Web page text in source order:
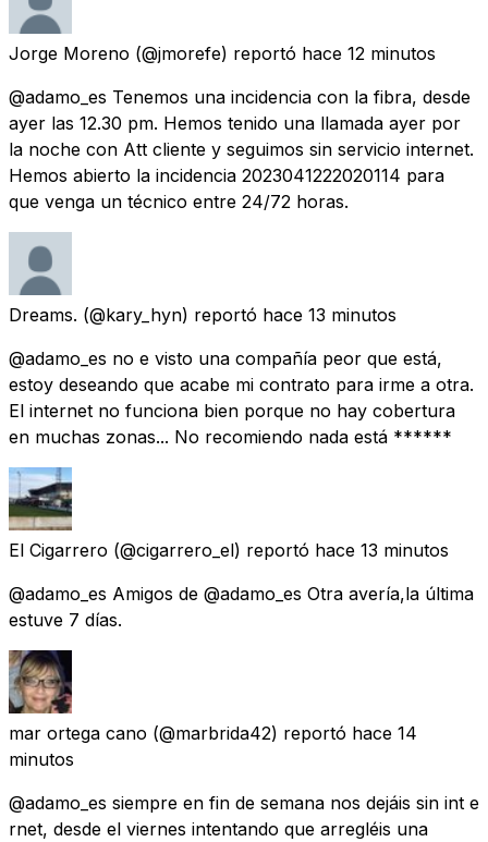
Jorge Moreno (@jmorefe) reportó hace 12 minutos
@adamo_es Tenemos una incidencia con la fibra, desde
ayer las 12.30 pm. Hemos tenido una llamada ayer por
la noche con Att cliente y seguimos sin servicio internet.
Hemos abierto la incidencia 2023041222020114 para
que venga un técnico entre 24/72 horas.
Dreams. (@kary_hyn) reportó hace 13 minutos
@adamo_es no e visto una compañía peor que está,
estoy deseando que acabe mi contrato para irme a otra.
El internet no funciona bien porque no hay cobertura
en muchas zonas... No recomiendo nada está ******
El Cigarrero (@cigarrero_el) reportó hace 13 minutos
@adamo_es Amigos de @adamo_es Otra avería,la última
estuve 7 días.
mar ortega cano (@marbrida42) reportó hace 14
minutos
@adamo_es siempre en fin de semana nos dejáis sin int e
rnet, desde el viernes intentando que arregléis una